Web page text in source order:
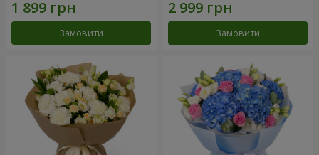
Замовити Замовити